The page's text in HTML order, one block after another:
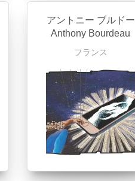
アントニー ブルドー
Anthony Bourdeau
フランス